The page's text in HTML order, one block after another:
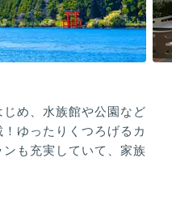
じめ、水族館や公園など
ゆったりくつろげるカ
も充実していて、家族